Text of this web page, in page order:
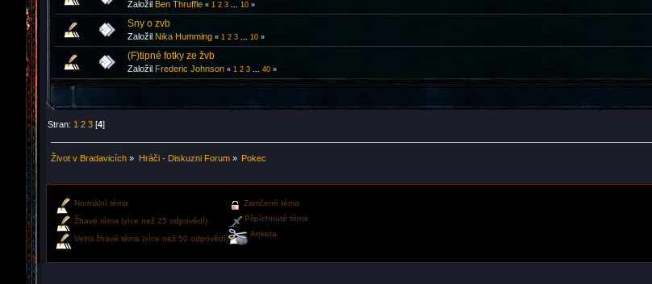
Založil Ben Thruffle « 1 2 3 10 »
Sny o zvb
Založil Nika Humming « 1 2 3 10 »
(F)tipné fotky ze žvb
Založil Frederic Johnson « 1 2 3 40 »
Stran: 1 2 3 [4]
Život v Bradavicích » Hráči - Diskuzni Forum» Pokec
Normální téma
Žhavé téma (více než 25 odpovědí)
Velmi žhavé téma (více než 50 odpovědí)
Zamčené téma
Připíchnuté téma
Anketa